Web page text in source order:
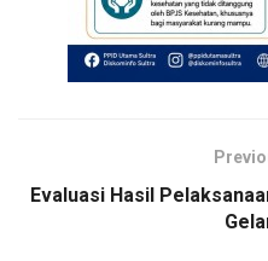
Evaluasi Hasil